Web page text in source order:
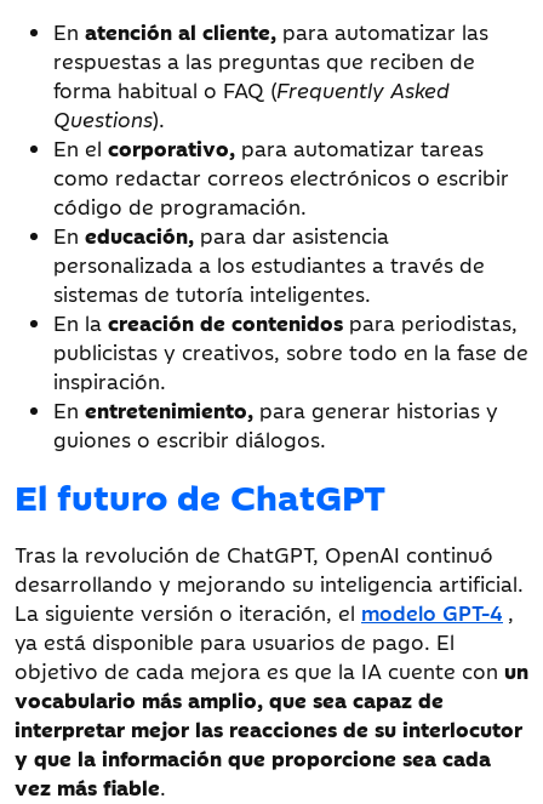
En atención al cliente, para automatizar las
respuestas a las preguntas que reciben de
forma habitual o FAQ (Frequently Asked
Questions).
En el corporativo, para automatizar tareas
como redactar correos electrónicos o escribir
código de programación.
En educación, para dar asistencia
personalizada a los estudiantes a través de
sistemas de tutoría inteligentes.
En la creación de contenidos para periodistas,
publicistas y creativos, sobre todo en la fase de
inspiración.
En entretenimiento, para generar historias y
guiones o escribir diálogos.
El futuro de ChatGPT
Tras la revolución de ChatGPT, OpenAI continuó
desarrollando y mejorando su inteligencia artificial.
La siguiente versión o iteración, el modelo GPT-4 ,
ya está disponible para usuarios de pago. El
objetivo de cada mejora es que la IA cuente con un
vocabulario más amplio, que sea capaz de
interpretar mejor las reacciones de su interlocutor
y que la información que proporcione sea cada
vez más fiable.